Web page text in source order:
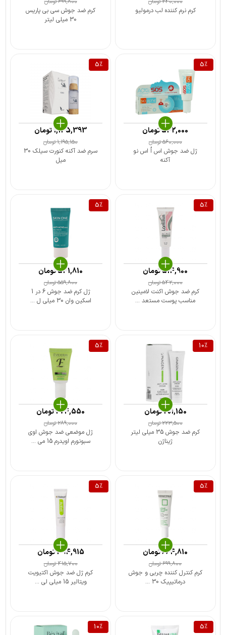
کرم نرم کننده لب درمولیو
240,000تومان
کرم ضد جوش سی بی پاریس
30 میلی لیتر
699,800تومان
5%
ژل ضد جوش اس اُ اس نو
آکنه
560,000تومان
532,000تومان
5%
سرم ضد آکنه کنورت سيلک 30
میل
1,195,150تومان
1,135,393 تومان
5%
کرم ضد جوش اکنت لامینین
مناسب پوست مستعد ...
542,000تومان
514,900تومان
5%
ژل کرم ضد جوش 6 در 1
اسکین وان 30 میلی ل ...
559,800تومان
531,810تومان
10%
کرم ضد جوش 35 میلی لیتر
ژیناژن
223,500تومان
201,150تومان
5%
ژل موضعی ضد جوش اوی
سبونورم اویدرم 15 می ...
289,000تومان
274,550تومان
5%
کرم کنترل کننده چربی و جوش
درماتیپیک 30 ...
699,800تومان
664,810تومان
5%
کرم ژل ضد جوش اکتیویت
ویتالیر 15 میلی لی ...
415,700تومان
394,915تومان
5%
10%